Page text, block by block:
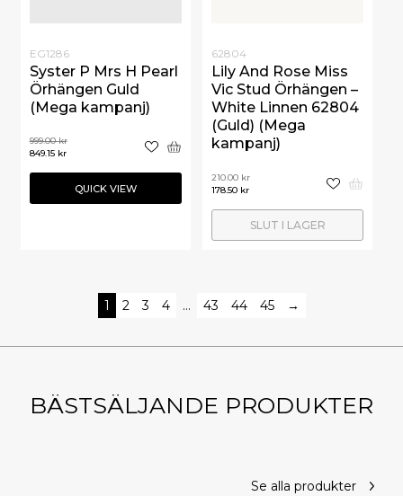
EG1286
Syster P Mrs H Pearl
Örhängen Guld
(Mega kampanj)
999.00kr
849.15 kr
QUICK VIEW
62804
Lily And Rose Miss
Vic Stud Örhängen –
White Linnen 62804
(Guld) (Mega
kampanj)
210.00 kr
178.50 kr
SLUT I LAGER
1 2 3 4 … 43 44 45 →
BÄSTSÄLJANDE PRODUKTER
Se alla produkter